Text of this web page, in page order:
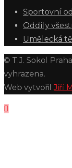
Sportovní
Oddíly
Umělecká
© T.J. Sokol
vyhrazena.
Web vytvořilJiří